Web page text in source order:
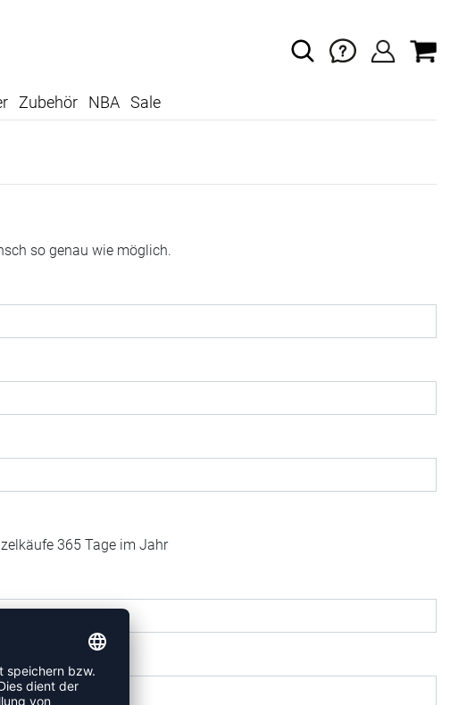
Zubehör NBA Sale
so genau wie möglich.
365 Tage im Jahr